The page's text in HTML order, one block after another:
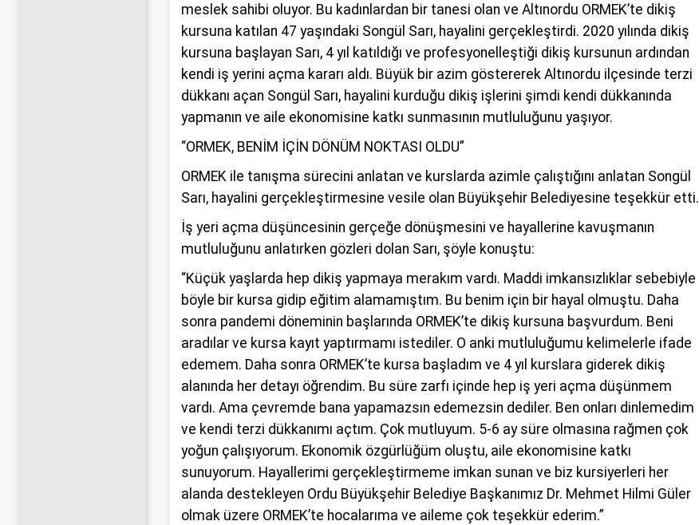
meslek sahibi oluyor. Bu kadınlardan bir tanesi olan ve Altınordu ORMEK’te dikiş
kursuna katılan 47 yaşındaki Songül Sarı, hayalini gerçekleştirdi. 2020 yılında dikiş
kursuna başlayan Sarı, 4 yıl katıldığı ve profesyonelleştiği dikiş kursunun ardından
kendi iş yerini açma kararı aldı. Büyük bir azim göstererek Altınordu ilçesinde terzi
dükkanı açan Songül Sarı, hayalini kurduğu dikiş işlerini şimdi kendi dükkanında
yapmanın ve aile ekonomisine katkı sunmasının mutluluğunu yaşıyor.
“ORMEK, BENİM İÇİN DÖNÜM NOKTASI OLDU”
ORMEK ile tanışma sürecini anlatan ve kurslarda azimle çalıştığını anlatan Songül
Sarı, hayalini gerçekleştirmesine vesile olan Büyükşehir Belediyesine teşekkür etti.
İş yeri açma düşüncesinin gerçeğe dönüşmesini ve hayallerine kavuşmanın
mutluluğunu anlatırken gözleri dolan Sarı, şöyle konuştu:
“Küçük yaşlarda hep dikiş yapmaya merakım vardı. Maddi imkansızlıklar sebebiyle
böyle bir kursa gidip eğitim alamamıştım. Bu benim için bir hayal olmuştu. Daha
sonra pandemi döneminin başlarında ORMEK’te dikiş kursuna başvurdum. Beni
aradılar ve kursa kayıt yaptırmamı istediler. O anki mutluluğumu kelimelerle ifade
edemem. Daha sonra ORMEK’te kursa başladım ve 4 yıl kurslara giderek dikiş
alanında her detayı öğrendim. Bu süre zarfı içinde hep iş yeri açma düşünmem
vardı. Ama çevremde bana yapamazsın edemezsin dediler. Ben onları dinlemedim
ve kendi terzi dükkanımı açtım. Çok mutluyum. 5-6 ay süre olmasına rağmen çok
yoğun çalışıyorum. Ekonomik özgürlüğüm oluştu, aile ekonomisine katkı
sunuyorum. Hayallerimi gerçekleştirmeme imkan sunan ve biz kursiyerleri her
alanda destekleyen Ordu Büyükşehir Belediye Başkanımız Dr. Mehmet Hilmi Güler
olmak üzere ORMEK’te hocalarıma ve aileme çok teşekkür ederim.”